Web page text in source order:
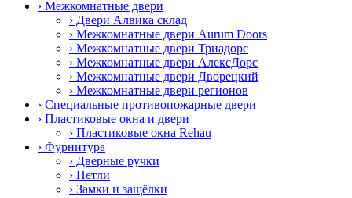
› Межкомнатные двери
› Двери Алвика склад
› Межкомнатные двери Aurum Doors
› Межкомнатные двери Триадорс
› Межкомнатные двери АлексДорс
› Межкомнатные двери Дворецкий
› Межкомнатные двери регионов
› Специальные противопожарные двери
› Пластиковые окна и двери
› Пластиковые окна Rehau
› Фурнитура
› Дверные ручки
› Петли
› Замки и защёлки